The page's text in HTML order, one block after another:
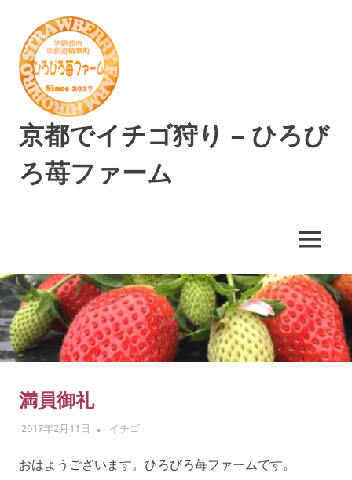
京都でイチゴ狩り – ひろび
ろ苺ファーム
味
し
い
イ
チ
ゴ
み
体
験
MENU
満員御礼
2017年2月11日 ADMIN
イチゴ
おはようございます。ひろびろ苺ファームです。